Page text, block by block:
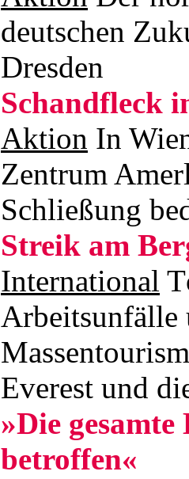
deutschen
Dresden
Schandfleck
Aktion In
Zentrum
Schließung
Streik am
International
Arbeitsunfälle
Everest und
»Die
betroffen«